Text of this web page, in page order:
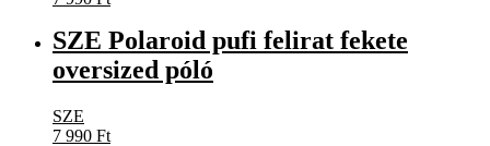
SZE Polaroid pufi felirat fekete
oversized póló
SZE
7 990 Ft